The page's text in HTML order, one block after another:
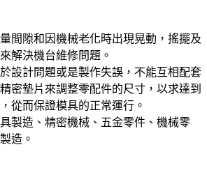
間隙和因機械老化時出現晃動，搖擺及
解決機台維修問題。
設計問題或是製作失誤，不能互相配套
密墊片來調整零配件的尺寸，以求達到
從而保證模具的正常運行。
製造、精密機械、五金零件、機械零
造。